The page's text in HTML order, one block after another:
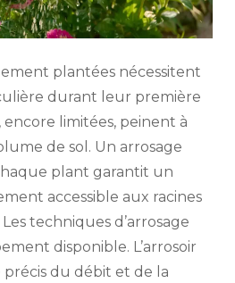
plantées nécessitent
durant leur première
encore limitées, peinent à
de sol. Un arrosage
plant garantit un
accessible aux racines
techniques d’arrosage
disponible. L’arrosoir
du débit et de la